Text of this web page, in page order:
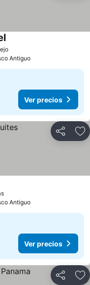
Antiguo
Ver precios
Compartir
Antiguo
Ver precios
Compartir